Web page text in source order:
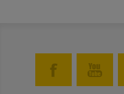
διαρροές που είχατε
Εφαρμόζει μέσα στο
ελάχιστα το ύψος της
για να βγαίνει η